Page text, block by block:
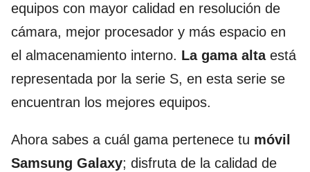
equipos con mayor calidad en resolución de
cámara, mejor procesador y más espacio en
el almacenamiento interno. La gama altaestá
representada por la serie S, en esta serie se
encuentran los mejores equipos.
Ahora sabes a cuál gama pertenece tu móvil
Samsung Galaxy; disfruta de la calidad de